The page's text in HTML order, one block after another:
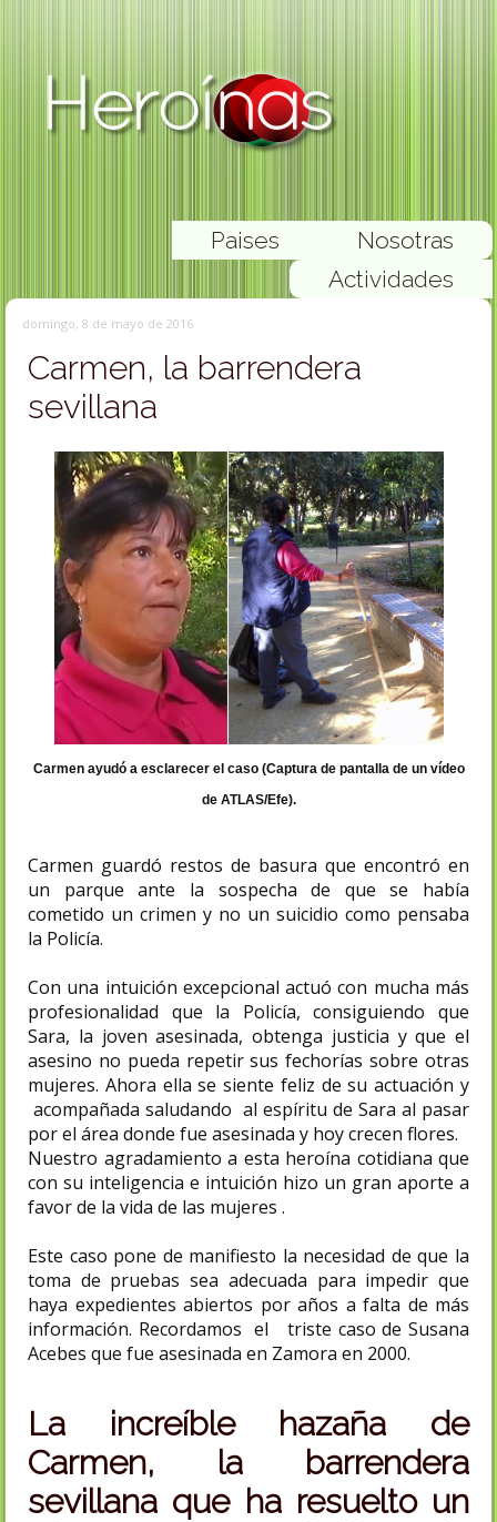
Nosotras
Paises
Actividades
domingo, 8 de mayo de 2016
Carmen, la barrendera
sevillana
Carmen ayudó a esclarecer el caso (Captura de pantalla de un vídeo
de ATLAS/Efe).
Carmen guardó restos de basura que encontró en
un parque ante la sospecha de que se había
cometido un crimen y no un suicidio como pensaba
la Policía.
Con una intuición excepcional actuó con mucha más
profesionalidad que la Policía, consiguiendo que
Sara, la joven asesinada, obtenga justicia y que el
asesino no pueda repetir sus fechorías sobre otras
mujeres. Ahora ella se siente feliz de su actuación y
acompañada saludando al espíritu de Sara al pasar
por el área donde fue asesinada y hoy crecen flores.
Nuestro agradamiento a esta heroína cotidiana que
con su inteligencia e intuición hizo un gran aporte a
favor de la vida de las mujeres .
Este caso pone de manifiesto la necesidad de que la
toma de pruebas sea adecuada para impedir que
haya expedientes abiertos por años a falta de más
información. Recordamos el triste caso de Susana
Acebes que fue asesinada en Zamora en 2000.
La increíble hazaña de
Carmen, la barrendera
sevillana que ha resuelto un